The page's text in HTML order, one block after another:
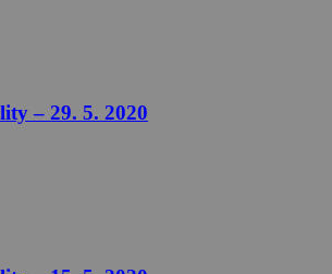
– 29. 5. 2020